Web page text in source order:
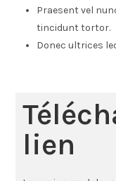
Praesent vel
tincidunt tortor.
Donec ultrices
lien